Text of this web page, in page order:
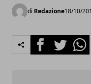
di Redazione18/10/
FacebookTwitter